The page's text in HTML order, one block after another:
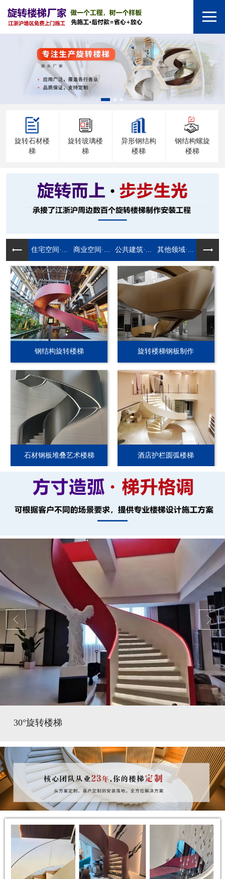
旋转石材楼
梯
旋转玻璃楼
梯
异形钢结构
楼梯
钢结构螺旋
楼梯
住宅空间·... 商业空间·... 公共建筑·... 其他领域·...
钢结构旋转楼梯 旋转楼梯钢板制作
石材钢板堆叠艺术楼梯 酒店护栏圆弧楼梯
30°旋转楼梯